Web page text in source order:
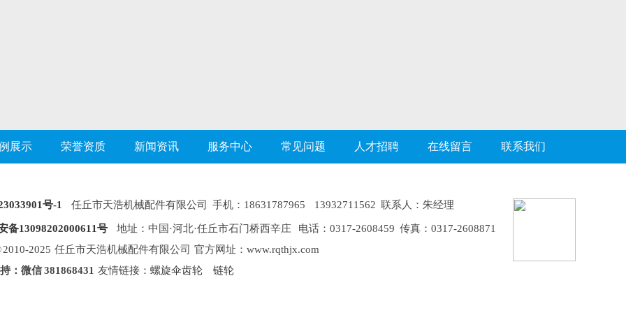
展示 荣誉资质 新闻资讯 服务中心 常见问题 人才招聘 在线留言 联系我们
号-1 任丘市天浩机械配件有限公司 手机：18631787965 13932711562 联系人：朱经理
备13098202000611号
地址：中国·河北·任丘市石门桥西辛庄 电话：0317-2608459 传真：0317-2608871
2010-2025 任丘市天浩机械配件有限公司 官方网址：www.rqthjx.com
：微信 381868431 友情链接： 螺旋伞齿轮 链轮